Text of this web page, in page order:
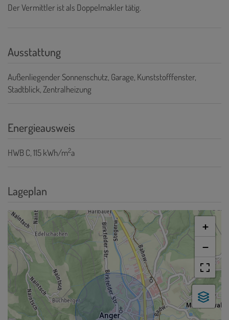
Der Vermittler ist als Doppelmakler tätig.
Ausstattung
Außenliegender Sonnenschutz Garage Kunststofffenster
Stadtblick Zentralheizung
Energieausweis
HWBC, 115 kWh/m2a
Lageplan
+
−